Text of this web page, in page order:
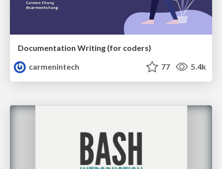
Documentation Writing (for coders)
carmenintech
77 5.4k